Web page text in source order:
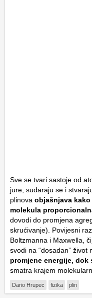
Sve se tvari sastoje od
jure, sudaraju se i
plinova objašnjava
molekula
dovodi do promjena
skrućivanje). Povijesni
Boltzmanna i Maxwella,
svodi na “dosadan”
promjene energije,
smatra krajem
Dario Hrupec fizika plin